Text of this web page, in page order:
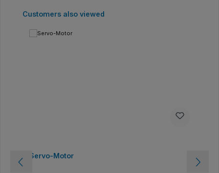
Salta la galleria dei prodotti
Customers also viewed
Servo-Motor